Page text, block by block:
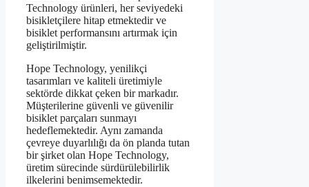
Technology ürünleri, her seviyedeki
bisikletçilere hitap etmektedir ve
bisiklet performansını artırmak için
geliştirilmiştir.
Hope Technology, yenilikçi
tasarımları ve kaliteli üretimiyle
sektörde dikkat çeken bir markadır.
Müşterilerine güvenli ve güvenilir
bisiklet parçaları sunmayı
hedeflemektedir. Aynı zamanda
çevreye duyarlılığı da ön planda tutan
bir şirket olan Hope Technology,
üretim sürecinde sürdürülebilirlik
ilkelerini benimsemektedir.